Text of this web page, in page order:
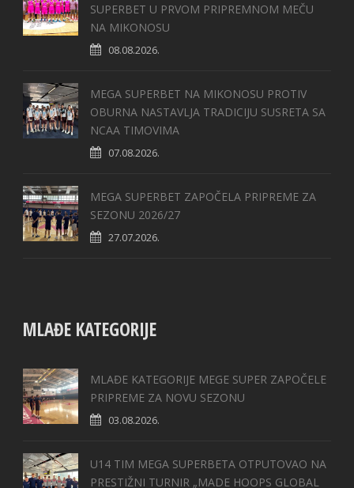
SUPERBET U PRVOM PRIPREMNOM MEČU
NA MIKONOSU
08.08.2026.
MEGA SUPERBET NA MIKONOSU PROTIV
OBURNA NASTAVLJA TRADICIJU SUSRETA SA
NCAA TIMOVIMA
07.08.2026.
MEGA SUPERBET ZAPOČELA PRIPREME ZA
SEZONU 2026/27
27.07.2026.
MLAĐE KATEGORIJE
MLAĐE KATEGORIJE MEGE SUPER ZAPOČELE
PRIPREME ZA NOVU SEZONU
03.08.2026.
U14 TIM MEGA SUPERBETA OTPUTOVAO NA
PRESTIŽNI TURNIR „MADE HOOPS GLOBAL